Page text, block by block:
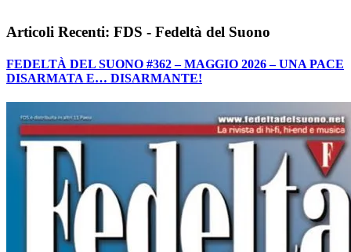
Articoli Recenti: FDS - Fedeltà del Suono
FEDELTÀ DEL SUONO #362 – MAGGIO 2026 – UNA PACE
DISARMATA E… DISARMANTE!